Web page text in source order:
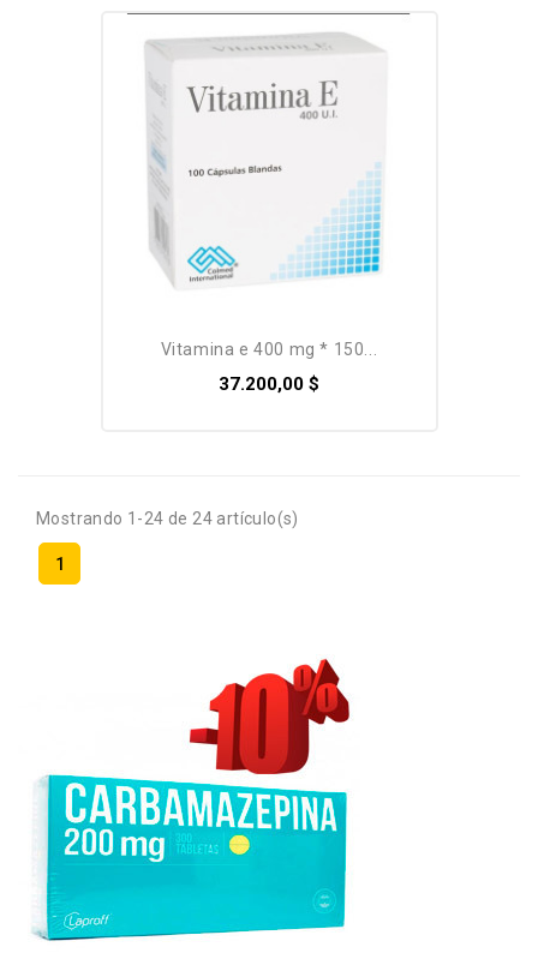
vitamina e 400 mg * 150...
37.200,00 $
Mostrando 1-24 de 24 artículo(s)
1